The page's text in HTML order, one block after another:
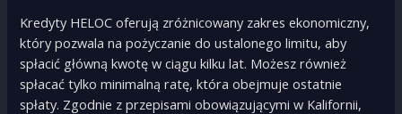
Kredyty HELOC oferują zróżnicowany zakres ekonomiczny,
który pozwala na pożyczanie do ustalonego limitu, aby
spłacić główną kwotę w ciągu kilku lat. Możesz również
spłacać tylko minimalną ratę, która obejmuje ostatnie
spłaty. Zgodnie z przepisami obowiązującymi w Kalifornii,